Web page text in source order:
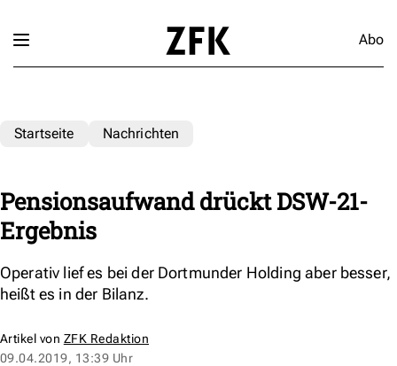
Abo
Startseite Nachrichten
Pensionsaufwand drückt DSW-21-
Ergebnis
Operativ lief es bei der Dortmunder Holding aber besser,
heißt es in der Bilanz.
Artikel von ZFK Redaktion
09.04.2019, 13:39 Uhr